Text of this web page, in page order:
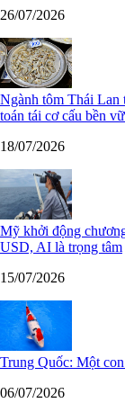
26/07/2026
Ngành tôm Thái Lan
toán tái cơ cấu bền
18/07/2026
Mỹ khởi động
USD, AI là trọng tâm
15/07/2026
Trung Quốc: Một
06/07/2026